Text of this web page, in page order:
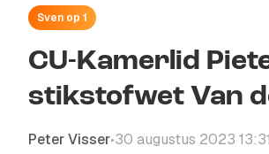
Sven op 1
CU-Kamerlid
stikstofwet Van
Peter Visser•30 augustus 2023 13:31